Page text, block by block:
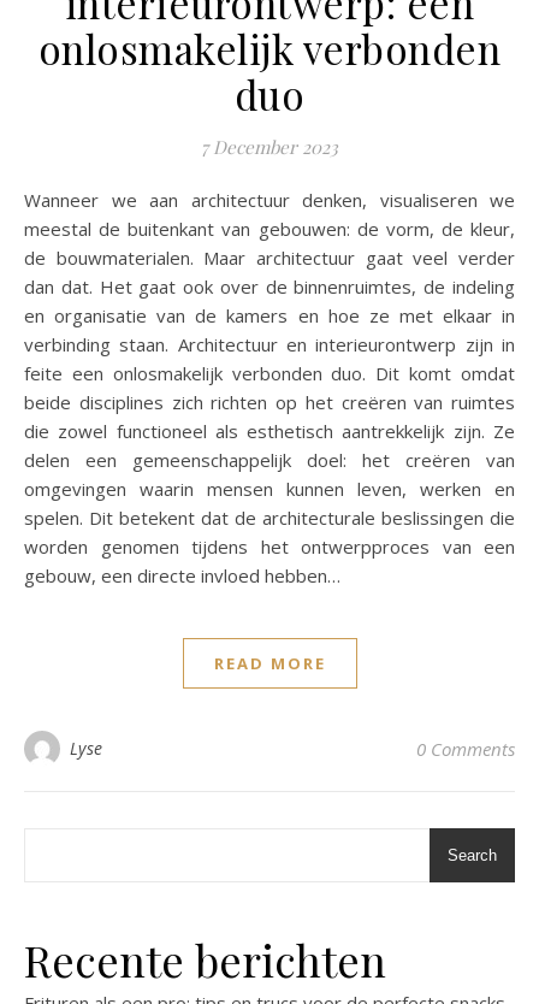
onlosmakelijk verbonden
duo
7 December 2023
Wanneer we aan architectuur denken, visualiseren we
meestal de buitenkant van gebouwen: de vorm, de kleur,
de bouwmaterialen. Maar architectuur gaat veel verder
dan dat. Het gaat ook over de binnenruimtes, de indeling
en organisatie van de kamers en hoe ze met elkaar in
verbinding staan. Architectuur en interieurontwerp zijn in
feite een onlosmakelijk verbonden duo. Dit komt omdat
beide disciplines zich richten op het creëren van ruimtes
die zowel functioneel als esthetisch aantrekkelijk zijn. Ze
delen een gemeenschappelijk doel: het creëren van
omgevingen waarin mensen kunnen leven, werken en
spelen. Dit betekent dat de architecturale beslissingen die
worden genomen tijdens het ontwerpproces van een
gebouw, een directe invloed hebben…
READ MORE
Lyse 0 Comments
Search
Recente berichten